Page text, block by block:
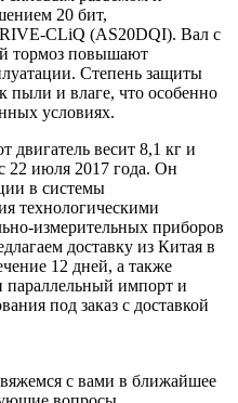
20 бит,
CLiQ (AS20DQI). Вал с
тормоз повышают
Степень защиты
пыли и влаге, что особенно
условиях.
двигатель весит 8,1 кг и
22 июля 2017 года. Он
в системы
технологическими
измерительных приборов
доставку из Китая в
12 дней, а также
параллельный импорт и
под заказ с доставкой
с вами в ближайшее